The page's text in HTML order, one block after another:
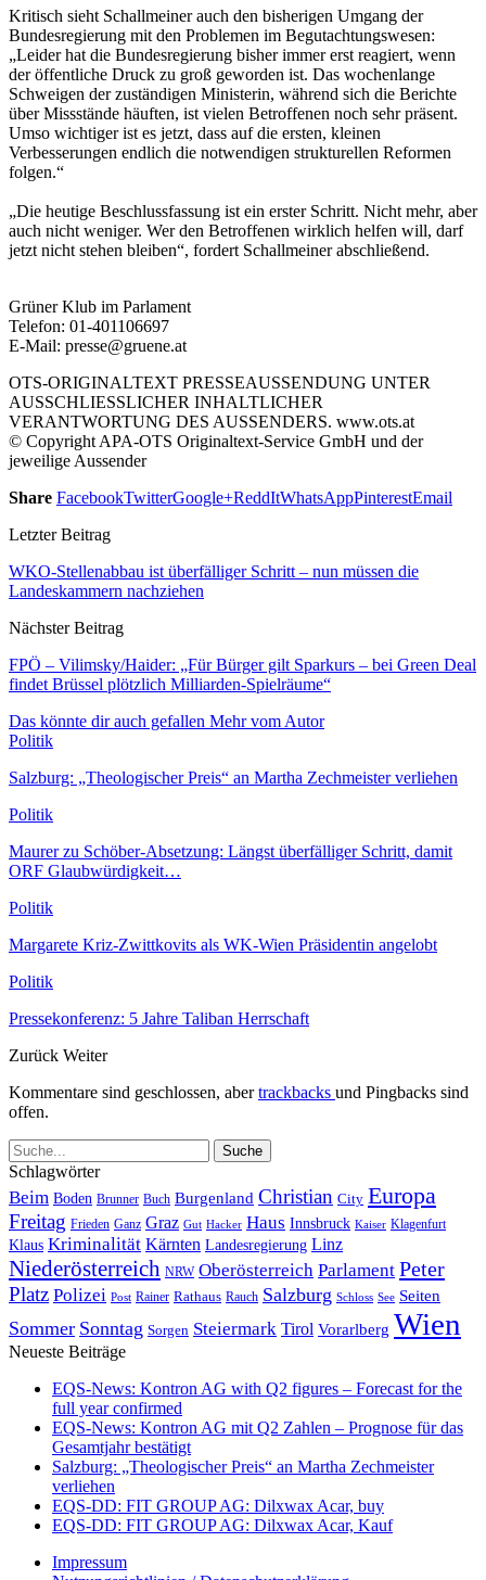
Kritisch sieht Schallmeiner auch den bisherigen Umgang der
Bundesregierung mit den Problemen im Begutachtungswesen:
„Leider hat die Bundesregierung bisher immer erst reagiert, wenn
der öffentliche Druck zu groß geworden ist. Das wochenlange
Schweigen der zuständigen Ministerin, während sich die Berichte
über Missstände häuften, ist vielen Betroffenen noch sehr präsent.
Umso wichtiger ist es jetzt, dass auf die ersten, kleinen
Verbesserungen endlich die notwendigen strukturellen Reformen
folgen.“
„Die heutige Beschlussfassung ist ein erster Schritt. Nicht mehr, aber
auch nicht weniger. Wer den Betroffenen wirklich helfen will, darf
jetzt nicht stehen bleiben“, fordert Schallmeiner abschließend.
Grüner Klub im Parlament
Telefon: 01-401106697
E-Mail: presse@gruene.at
OTS-ORIGINALTEXT PRESSEAUSSENDUNG UNTER
AUSSCHLIESSLICHER INHALTLICHER
VERANTWORTUNG DES AUSSENDERS. www.ots.at
© Copyright APA-OTS Originaltext-Service GmbH und der
jeweilige Aussender
Share FacebookTwitterGoogle+ReddItWhatsAppPinterestEmail
Letzter Beitrag
WKO-Stellenabbau ist überfälliger Schritt – nun müssen die
Landeskammern nachziehen
Nächster Beitrag
FPÖ – Vilimsky/Haider: „Für Bürger gilt Sparkurs – bei Green Deal
findet Brüssel plötzlich Milliarden-Spielräume“
Das könnte dir auch gefallen Mehr vom Autor
Politik
Salzburg: „Theologischer Preis“ an Martha Zechmeister verliehen
Politik
Maurer zu Schöber-Absetzung: Längst überfälliger Schritt, damit
ORF Glaubwürdigkeit…
Politik
Margarete Kriz-Zwittkovits als WK-Wien Präsidentin angelobt
Politik
Pressekonferenz: 5 Jahre Taliban Herrschaft
Zurück Weiter
Kommentare sind geschlossen, abertrackbacks und Pingbacks sind
offen.
Schlagwörter
Beim Boden Brunner Buch Burgenland Christian City Europa
Freitag Frieden Ganz Graz Gut Hacker Haus Innsbruck Kaiser Klagenfurt
Klaus Kriminalität Kärnten Landesregierung Linz
Niederösterreich NRW Oberösterreich Parlament Peter
Platz Polizei Post Rainer Rathaus Rauch Salzburg Schloss See Seiten
Sommer Sonntag Sorgen Steiermark Tirol Vorarlberg Wien
Neueste Beiträge
EQS-News: Kontron AG with Q2 figures – Forecast for the
full year confirmed
EQS-News: Kontron AG mit Q2 Zahlen – Prognose für das
Gesamtjahr bestätigt
Salzburg: „Theologischer Preis“ an Martha Zechmeister
verliehen
EQS-DD: FIT GROUP AG: Dilxwax Acar, buy
EQS-DD: FIT GROUP AG: Dilxwax Acar, Kauf
Impressum